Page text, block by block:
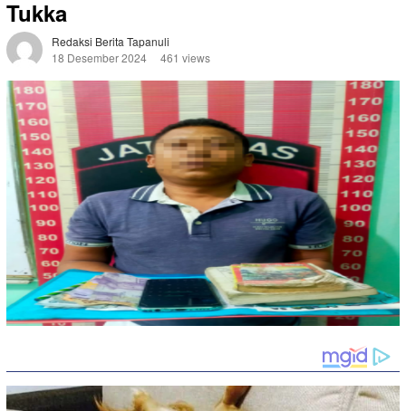
Tukka
Redaksi Berita Tapanuli
18 Desember 2024
461 views